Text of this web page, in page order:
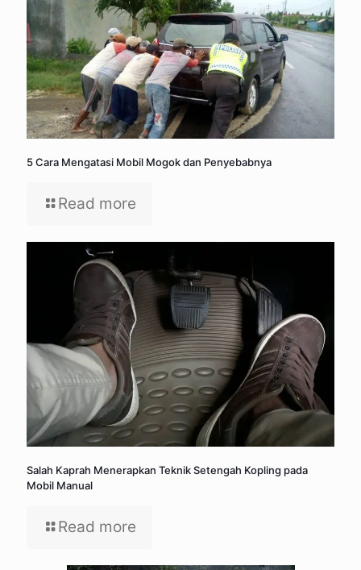
5 Cara Mengatasi Mobil Mogok dan Penyebabnya
Read more
Salah Kaprah Menerapkan Teknik Setengah Kopling pada
Mobil Manual
Read more